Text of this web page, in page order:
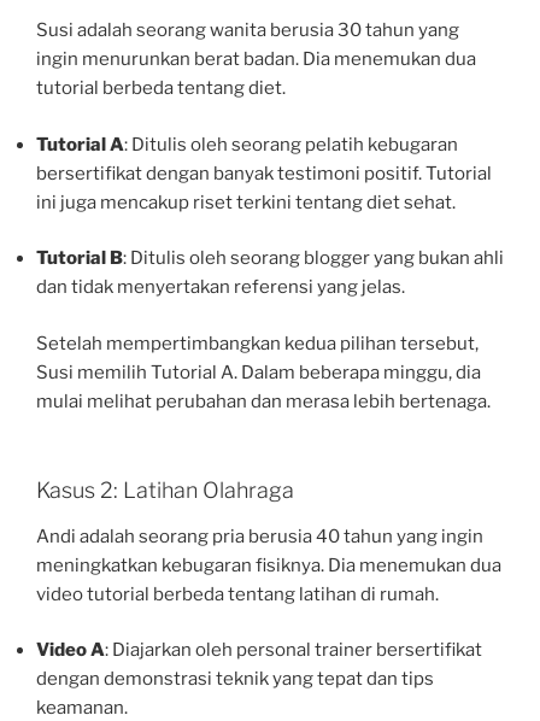
Susi adalah seorang wanita berusia 30 tahun yang
ingin menurunkan berat badan. Dia menemukan dua
tutorial berbeda tentang diet.
Tutorial A: Ditulis oleh seorang pelatih kebugaran
bersertifikat dengan banyak testimoni positif. Tutorial
ini juga mencakup riset terkini tentang diet sehat.
Tutorial B: Ditulis oleh seorang blogger yang bukan ahli
dan tidak menyertakan referensi yang jelas.
Setelah mempertimbangkan kedua pilihan tersebut,
Susi memilih Tutorial A. Dalam beberapa minggu, dia
mulai melihat perubahan dan merasa lebih bertenaga.
Kasus 2: Latihan Olahraga
Andi adalah seorang pria berusia 40 tahun yang ingin
meningkatkan kebugaran fisiknya. Dia menemukan dua
video tutorial berbeda tentang latihan di rumah.
Video A: Diajarkan oleh personal trainer bersertifikat
dengan demonstrasi teknik yang tepat dan tips
keamanan.